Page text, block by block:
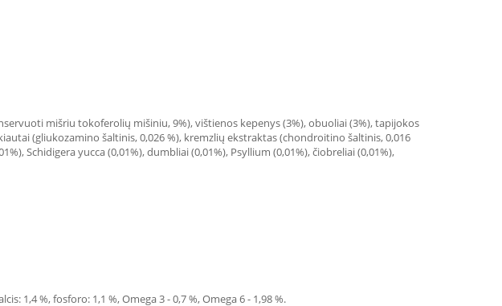
mišriu tokoferolių mišiniu, 9%), vištienos kepenys (3%), obuoliai (3%), tapijokos
(gliukozamino šaltinis, 0,026 %), kremzlių ekstraktas (chondroitino šaltinis, 0,016
Schidigera yucca (0,01%), dumbliai (0,01%), Psyllium (0,01%), čiobreliai (0,01%),
1,4 %, fosforo: 1,1 %, Omega 3 - 0,7 %, Omega 6 - 1,98 %.